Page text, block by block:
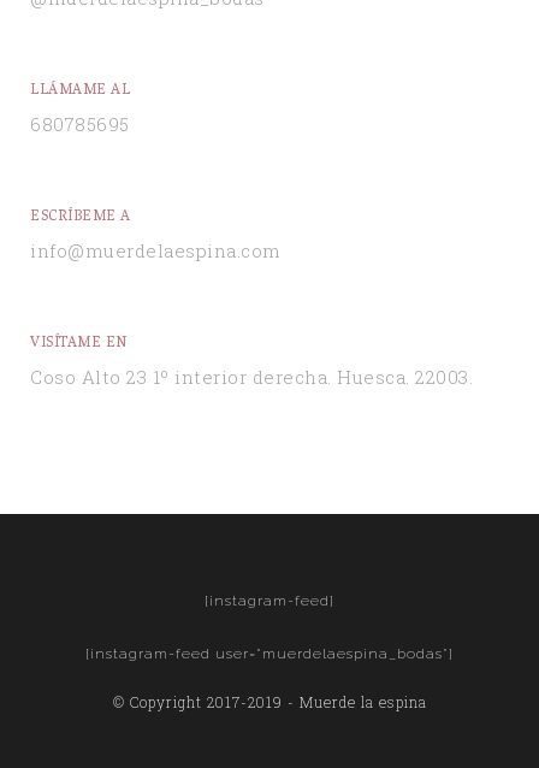
LLÁMAME AL
680785695
ESCRÍBEME A
info@muerdelaespina.com
VISÍTAME EN
Coso Alto 23 1º interior derecha. Huesca. 22003.
[instagram-feed]
[instagram-feed user="muerdelaespina_bodas"]
© Copyright 2017-2019 - Muerde la espina